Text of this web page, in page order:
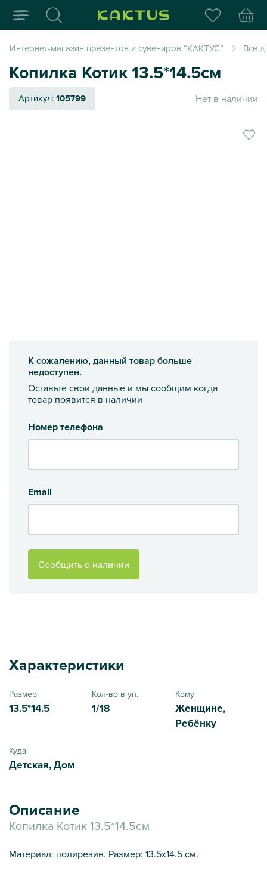
Интернет-магазин
Интернет-магазин презентов и сувениров “КАКТУС” Всё
Копилка Котик 13.5*14.5см
Артикул:105799 Нет в наличии
К сожалению, данный товар больше
недоступен.
Оставьте свои данные и мы сообщим когда
товар появится в наличии
Номер телефона
Email
Сообщить о наличии
Характеристики
Размер
13.5*14.5
Кол-во в уп.
1/18
Кому
Женщине,
Ребёнку
Куда
Детская, Дом
Описание
Копилка Котик 13.5*14.5см
Материал: полирезин. Размер: 13.5х14.5 см.